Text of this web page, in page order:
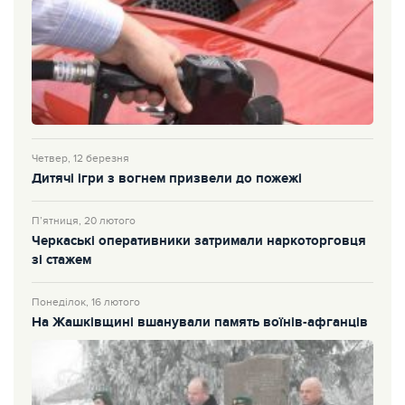
Четвер, 12 березня
Дитячі ігри з вогнем призвели до пожежі
П’ятниця, 20 лютого
Черкаські оперативники затримали наркоторговця
зі стажем
Понеділок, 16 лютого
На Жашківщині вшанували память воїнів-афганців